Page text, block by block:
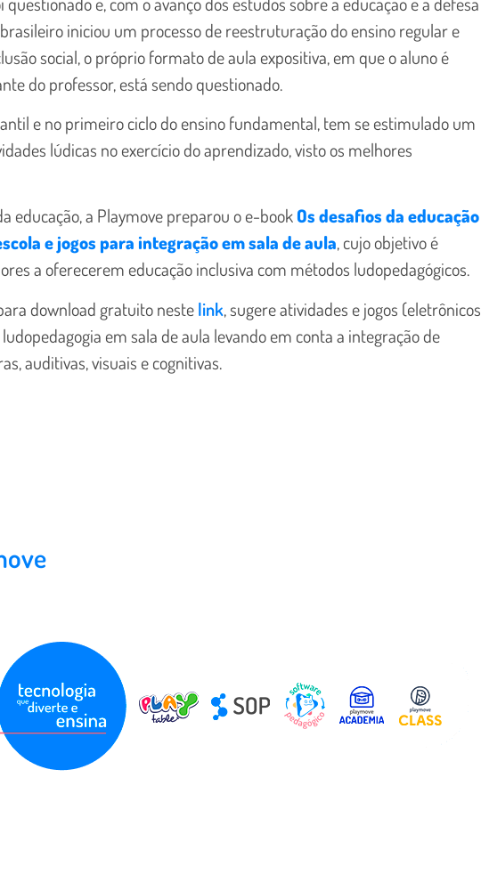
iniciou um processo de reestruturação do ensino regular e
social, o próprio formato de aula expositiva, em que o aluno é
do professor, está sendo questionado.
e no primeiro ciclo do ensino fundamental, tem se estimulado um
lúdicas no exercício do aprendizado, visto os melhores
educação, a Playmove preparou o e-bookOs desafios da educação
e jogos para integração em sala de aula, cujo objetivo é
a oferecerem educação inclusiva com métodos ludopedagógicos.
download gratuito nestelink, sugere atividades e jogos (eletrônicos
em sala de aula levando em conta a integração de
auditivas, visuais e cognitivas.